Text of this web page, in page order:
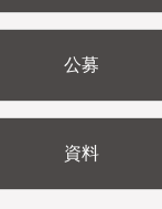
公募
資料